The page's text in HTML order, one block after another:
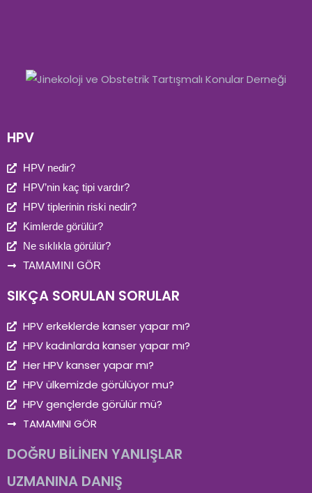
HPV
HPV nedir?
HPV’nin kaç tipi vardır?
HPV tiplerinin riski nedir?
Kimlerde görülür?
Ne sıklıkla görülür?
TAMAMINI GÖR
SIKÇA SORULAN SORULAR
HPV erkeklerde kanser yapar mı?
HPV kadınlarda kanser yapar mı?
Her HPV kanser yapar mı?
HPV ülkemizde görülüyor mu?
HPV gençlerde görülür mü?
TAMAMINI GÖR
DOĞRU BİLİNEN YANLIŞLAR
UZMANINA DANIŞ